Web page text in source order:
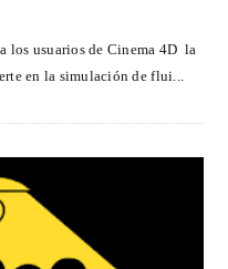
los usuarios de Cinema 4D la
en la simulación de flui...